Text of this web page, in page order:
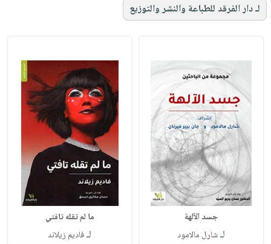
لـ دار الفرقد للطباعة والنشر والتوزيع
جسد الآلهة
لـشارل مالامود
ما لم تقله تافتي
لـفاديم زيلاند